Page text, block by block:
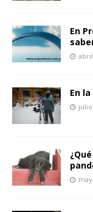
En
En
julio